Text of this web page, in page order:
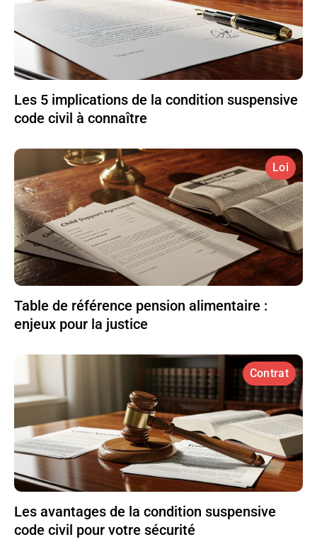
Les 5 implications de la condition suspensive
code civil à connaître
Loi
Table de référence pension alimentaire :
enjeux pour la justice
Contrat
Les avantages de la condition suspensive
code civil pour votre sécurité